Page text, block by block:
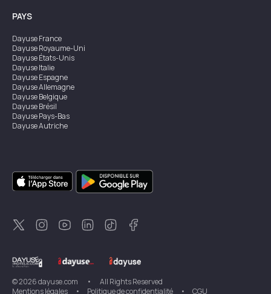
PAYS
DayuseFrance
DayuseRoyaume-Uni
DayuseÉtats-Unis
DayuseItalie
DayuseEspagne
DayuseAllemagne
DayuseBelgique
DayuseBrésil
DayusePays-Bas
DayuseAutriche
DayuseSingapour
DayuseSuède
DayuseThaïlande
DayuseNouvelle-Zélande
DayuseTurquie
©2026dayuse.com •
All Rights Reserved
Mentions légales
• Politique de confidentialité • CGU